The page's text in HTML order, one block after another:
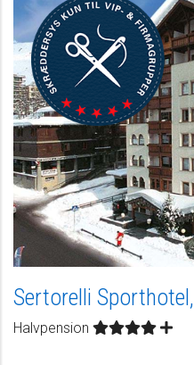
Sertorelli Sporthotel,
Halvpension